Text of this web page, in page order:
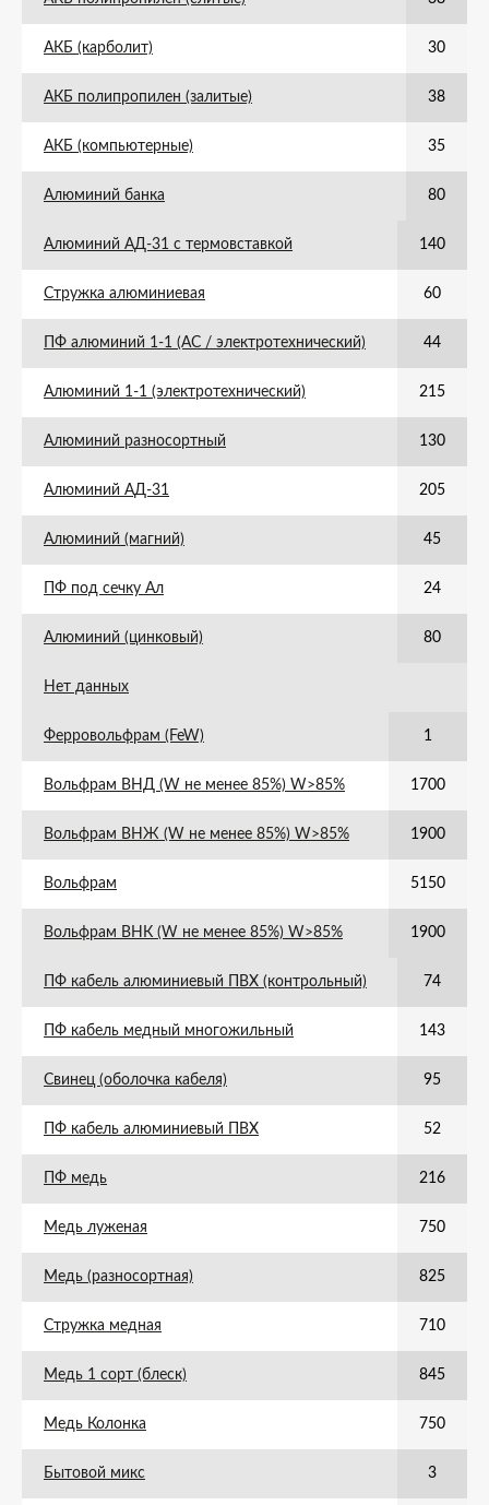
АКБ (карболит) 30
АКБ полипропилен (залитые) 38
АКБ (компьютерные) 35
Алюминий банка 80
Алюминий АД-31 с термовставкой 140
Стружка алюминиевая 60
ПФ алюминий 1-1 (АС / электротехнический) 44
Алюминий 1-1 (электротехнический) 215
Алюминий разносортный 130
Алюминий АД-31 205
Алюминий (магний) 45
ПФ под сечку Ал 24
Алюминий (цинковый) 80
Нет данных
Ферровольфрам (FeW) 1
Вольфрам ВНД (W не менее 85%) W>85% 1700
Вольфрам ВНЖ (W не менее 85%) W>85% 1900
Вольфрам 5150
Вольфрам ВНК (W не менее 85%) W>85% 1900
ПФ кабель алюминиевый ПВХ (контрольный) 74
ПФ кабель медный многожильный 143
Свинец (оболочка кабеля) 95
ПФ кабель алюминиевый ПВХ 52
ПФ медь 216
Медь луженая 750
Медь (разносортная) 825
Стружка медная 710
Медь 1 сорт (блеск) 845
Медь Колонка 750
Бытовой микс 3